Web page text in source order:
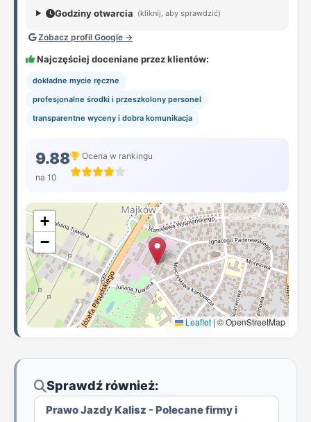
Godziny otwarcia (kliknij, aby sprawdzić)
Zobacz profil Google →
Najczęściej doceniane przez klientów:
dokładne mycie ręczne
profesjonalne środki i przeszkolony personel
transparentne wyceny i dobra komunikacja
9.88
na 10
Ocena w rankingu
+
−
Leaflet | © OpenStreetMap
Sprawdź również:
Prawo Jazdy Kalisz - Polecane firmy i